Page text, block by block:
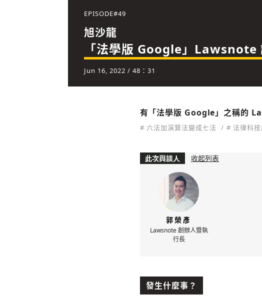
EPISODE#49
旭沙龍
「法學版 Google」Lawsnote
Jun 16, 2022 / 48：31
有「法學版 Google」之稱的
# 六法加演算法變成七法 # 法律科
此次與談人 收起列表
郭榮彥
Lawsnote 創辦人暨執
行長
發生什麼事？